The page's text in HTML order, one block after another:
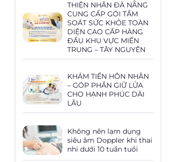
THIỆN NHÂN ĐÀ NẴNG
CUNG CẤP GÓI TẦM
SOÁT SỨC KHỎE TOÀN
DIỆN CAO CẤP HÀNG
ĐẦU KHU VỰC MIỀN
TRUNG – TÂY NGUYÊN
KHÁM TIỀN HÔN NHÂN
– GÓP PHẦN GIỮ LỬA
CHO HẠNH PHÚC DÀI
LÂU
Không nên lạm dụng
siêu âm Doppler khi thai
nhi dưới 10 tuần tuổi